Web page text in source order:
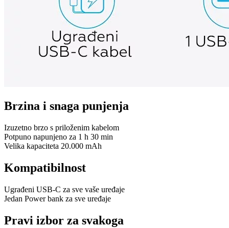
Brzina i snaga punjenja
Izuzetno brzo s priloženim kabelom
Potpuno napunjeno za 1 h 30 min
Velika kapaciteta 20.000 mAh
Kompatibilnost
Ugrađeni USB-C za sve vaše uređaje
Jedan Power bank za sve uređaje
Pravi izbor za svakoga